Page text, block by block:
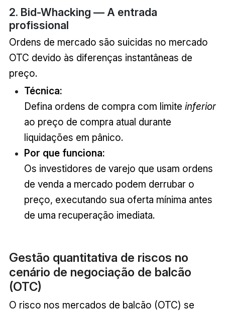
2. Bid-Whacking — A entrada
profissional
Ordens de mercado são suicidas no mercado
OTC devido às diferenças instantâneas de
preço.
Técnica:
Defina ordens de compra com limite inferior
ao preço de compra atual durante
liquidações em pânico.
Por que funciona:
Os investidores de varejo que usam ordens
de venda a mercado podem derrubar o
preço, executando sua oferta mínima antes
de uma recuperação imediata.
Gestão quantitativa de riscos no
cenário de negociação de balcão
(OTC)
O risco nos mercados de balcão (OTC) se